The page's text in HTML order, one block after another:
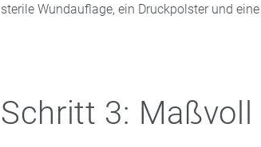
sterile Wundauflage, ein Druckpolster und
Schritt 3: Maßvoll